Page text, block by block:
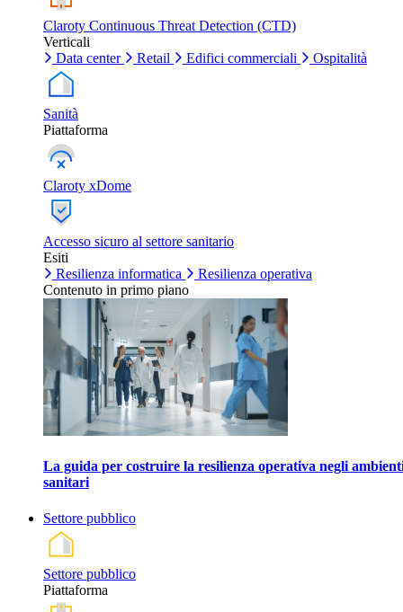
Claroty Continuous Threat Detection (CTD)
Verticali
Data center
Retail Edifici commerciali Ospitalità
Sanità
Piattaforma
Claroty xDome
Accesso sicuro al settore sanitario
Esiti
Resilienza informatica
Resilienza operativa
Contenuto in primo piano
La guida per costruire la resilienza operativa negli
sanitari
Settore pubblico
Settore pubblico
Piattaforma